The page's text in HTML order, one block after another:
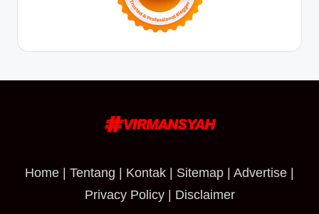
Home Tentang Kontak Sitemap Advertise
Privacy Policy| Disclaimer